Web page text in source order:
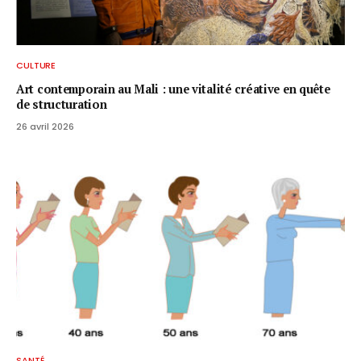
CULTURE
Art contemporain au Mali : une vitalité créative en quête
de structuration
26 avril 2026